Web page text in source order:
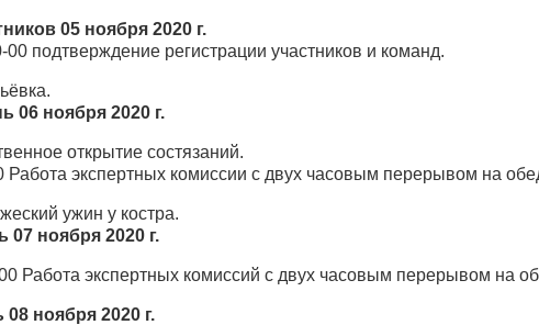
05 ноября 2020 г.
00 подтверждение регистрации участников и команд.
06 ноября 2020 г.
открытие состязаний.
Работа экспертных комиссии с двух часовым перерывом на
ужин у костра.
07 ноября 2020 г.
Работа экспертных комиссий с двух часовым перерывом на
08 ноября 2020 г.